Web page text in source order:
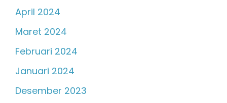
April 2024
Maret 2024
Februari 2024
Januari 2024
Desember 2023